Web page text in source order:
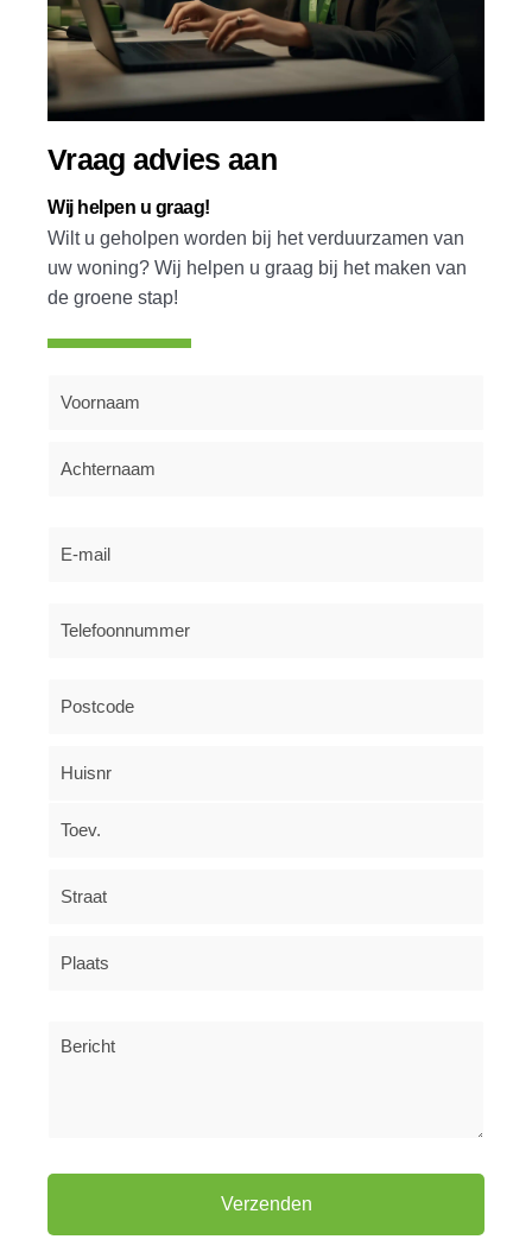
Vraag advies aan
Wij helpen u graag!
Wilt u geholpen worden bij het verduurzamen van
uw woning? Wij helpen u graag bij het maken van
de groene stap!
(Vereist)
(Vereist)
huisnummer
in